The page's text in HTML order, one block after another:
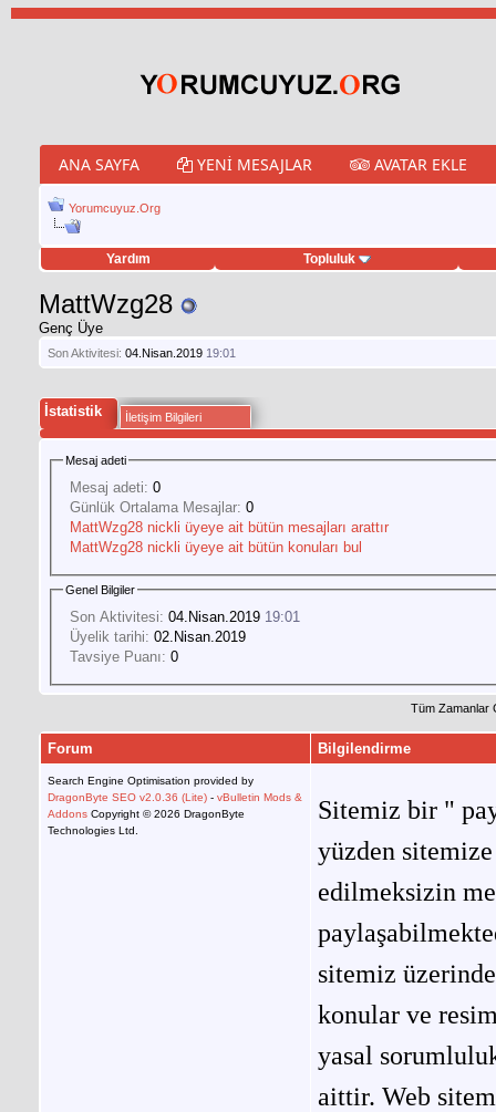
ANA SAYFA YENI MESAJLAR AVATAR EKLE
Yorumcuyuz.Org
Yardım Topluluk
hilesiMattWzg28
Genç Üye
Son Aktivitesi: 04.Nisan.2019 19:01
İstatistik İletişim Bilgileri
Mesaj adeti
Mesaj adeti: 0
Günlük Ortalama Mesajlar: 0
MattWzg28 nickli üyeye ait bütün mesajları arattır
MattWzg28 nickli üyeye ait bütün konuları bul
Genel Bilgiler
Son Aktivitesi: 04.Nisan.2019 19:01
Üyelik tarihi: 02.Nisan.2019
Tavsiye Puanı: 0
Tüm Zamanlar
Forum Bilgilendirme
Search Engine Optimisation provided by
DragonByte SEO v2.0.36 (Lite) - vBulletin Mods &
Addons Copyright © 2026 DragonByte
Technologies Ltd.
Sitemiz bir "
yüzden
edilmeksizin
sitemiz
konular ve
yasal
aittir. Web